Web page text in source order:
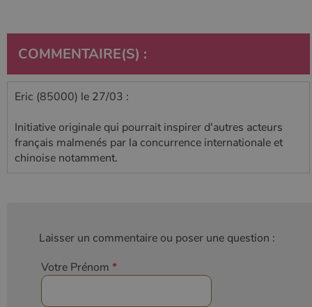
COMMENTAIRE(S) :
Eric (85000) le 27/03 :
Initiative originale qui pourrait inspirer d'autres acteurs
français malmenés par la concurrence internationale et
chinoise notamment.
Laisser un commentaire ou poser une question :
Votre Prénom *